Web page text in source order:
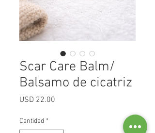
Scar Care Balm/
Balsamo de cicatriz
USD 22.00
Cantidad *